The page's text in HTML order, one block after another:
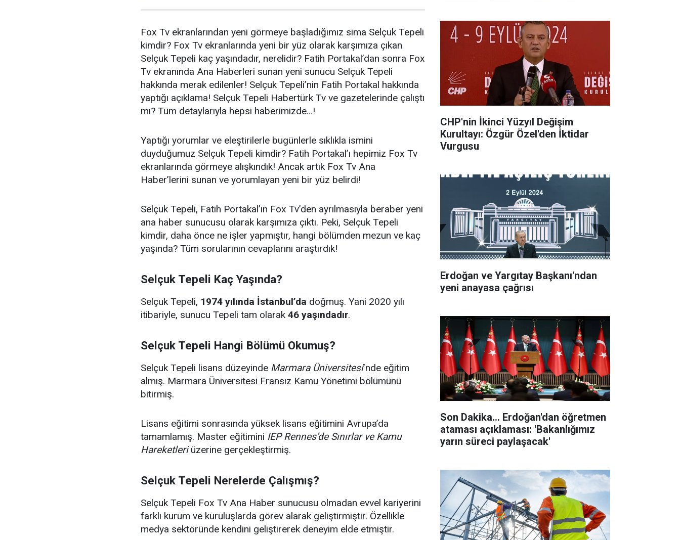
Fox Tv ekranlarından yeni görmeye başladığımız sima Selçuk Tepeli
kimdir? Fox Tv ekranlarında yeni bir yüz olarak karşımıza çıkan
Selçuk Tepeli kaç yaşındadır, nerelidir? Fatih Portakal’dan sonra Fox
Tv ekranında Ana Haberleri sunan yeni sunucu Selçuk Tepeli
hakkında merak edilenler! Selçuk Tepeli’nin Fatih Portakal hakkında
yaptığı açıklama! Selçuk Tepeli Habertürk Tv ve gazetelerinde çalıştı
mı? Tüm detaylarıyla hepsi haberimizde…!
Yaptığı yorumlar ve eleştirilerle bugünlerle sıklıkla ismini
duyduğumuz Selçuk Tepeli kimdir? Fatih Portakal’ı hepimiz Fox Tv
ekranlarında görmeye alışkındık! Ancak artık Fox Tv Ana
Haber’lerini sunan ve yorumlayan yeni bir yüz belirdi!
Selçuk Tepeli, Fatih Portakal’ın Fox Tv’den ayrılmasıyla beraber yeni
ana haber sunucusu olarak karşımıza çıktı. Peki, Selçuk Tepeli
kimdir, daha önce ne işler yapmıştır, hangi bölümden mezun ve kaç
yaşında? Tüm sorularının cevaplarını araştırdık!
Selçuk Tepeli Kaç Yaşında?
Selçuk Tepeli, 1974 yılında İstanbul’da doğmuş. Yani 2020 yılı
itibariyle, sunucu Tepeli tam olarak 46 yaşındadır.
Selçuk Tepeli Hangi Bölümü Okumuş?
Selçuk Tepeli lisans düzeyinde Marmara Üniversitesi’nde eğitim
almış. Marmara Üniversitesi Fransız Kamu Yönetimi bölümünü
bitirmiş.
Lisans eğitimi sonrasında yüksek lisans eğitimini Avrupa’da
tamamlamış. Master eğitimini IEP Rennes’de Sınırlar ve Kamu
Hareketleriüzerine gerçekleştirmiş.
Selçuk Tepeli Nerelerde Çalışmış?
Selçuk Tepeli Fox Tv Ana Haber sunucusu olmadan evvel kariyerini
farklı kurum ve kuruluşlarda görev alarak geliştirmiştir. Özellikle
medya sektöründe kendini geliştirerek deneyim elde etmiştir.
CHP'nin İkinci Yüzyıl Değişim
Kurultayı: Özgür Özel'den İktidar
Vurgusu
Erdoğan ve Yargıtay Başkanı'ndan
yeni anayasa çağrısı
Son Dakika... Erdoğan'dan öğretmen
ataması açıklaması: 'Bakanlığımız
yarın süreci paylaşacak'